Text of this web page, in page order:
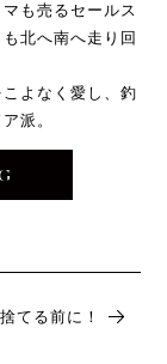
も売るセールス
北へ南へ走り回
よなく愛し、釣
派。
捨てる前に！